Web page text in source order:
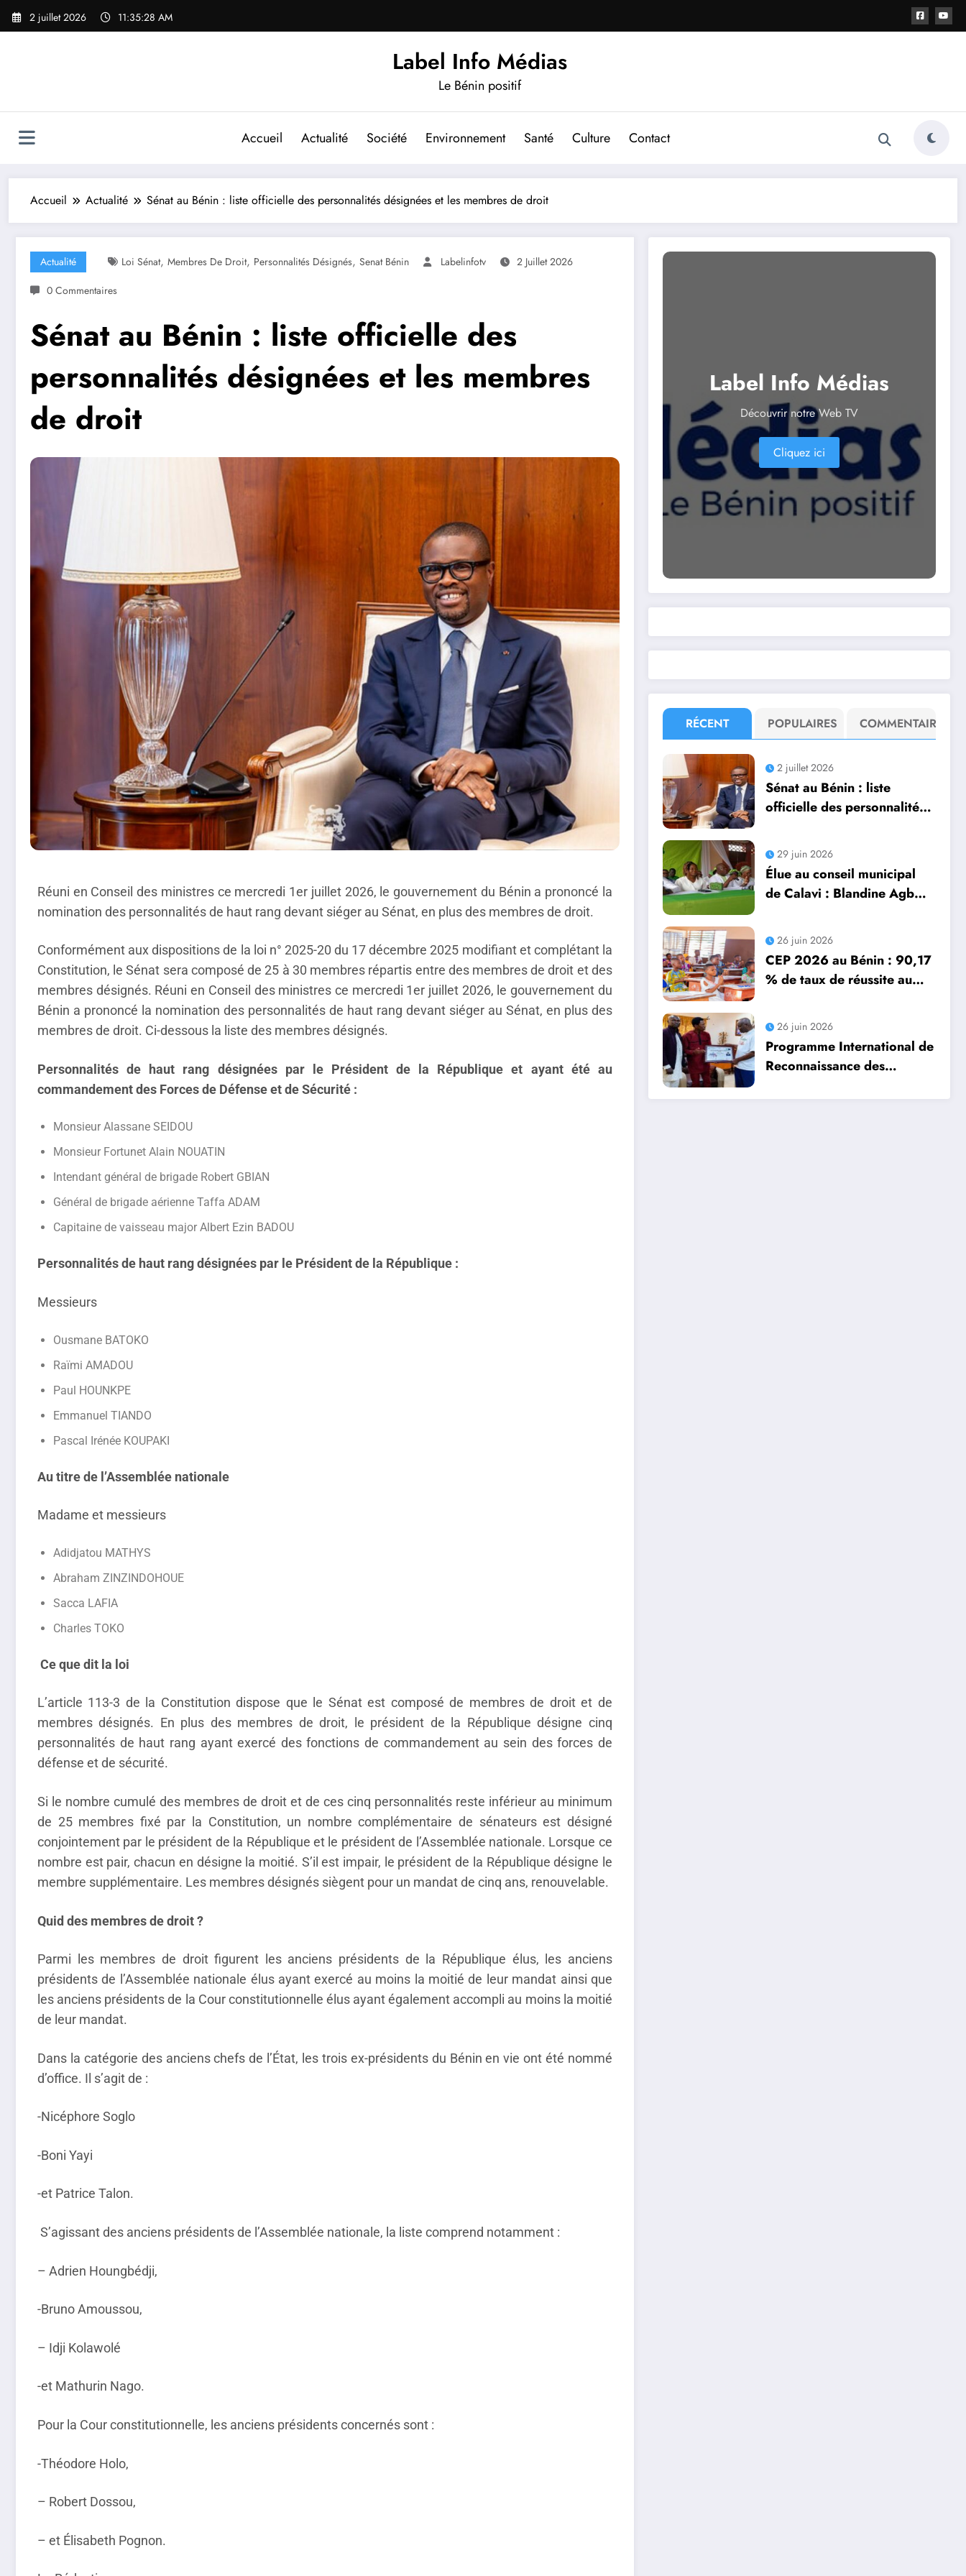
2 juillet 2026 11:35:29 AM
Label Info Médias
Le Bénin positif
Accueil Actualité Société Environnement Santé Culture Contact
Accueil Actualité Sénat au Bénin : liste officielle des personnalités désignées et les membres de droit
Actualité Loi Sénat, Membres De Droit, Personnalités Désignés, Senat Bénin Labelinfotv
2 Juillet 2026
0 Commentaires
Sénat au Bénin : liste officielle des
personnalités désignées et les membres
de droit
Réuni en Conseil des ministres ce mercredi 1er juillet 2026, le gouvernement du Bénin a prononcé la
nomination des personnalités de haut rang devant siéger au Sénat, en plus des membres de droit.
Conformément aux dispositions de la loi n° 2025-20 du 17 décembre 2025 modifiant et complétant la
Constitution, le Sénat sera composé de 25 à 30 membres répartis entre des membres de droit et des
membres désignés. Réuni en Conseil des ministres ce mercredi 1er juillet 2026, le gouvernement du
Bénin a prononcé la nomination des personnalités de haut rang devant siéger au Sénat, en plus des
membres de droit. Ci-dessous la liste des membres désignés.
Personnalités de haut rang désignées par le Président de la République et ayant été au
commandement des Forces de Défense et de Sécurité :
Monsieur Alassane SEIDOU
Monsieur Fortunet Alain NOUATIN
Intendant général de brigade Robert GBIAN
Général de brigade aérienne Taffa ADAM
Capitaine de vaisseau major Albert Ezin BADOU
Personnalités de haut rang désignées par le Président de la République :
Messieurs
Ousmane BATOKO
Raïmi AMADOU
Paul HOUNKPE
Emmanuel TIANDO
Pascal Irénée KOUPAKI
Au titre de l’Assemblée nationale
Madame et messieurs
Adidjatou MATHYS
Abraham ZINZINDOHOUE
Sacca LAFIA
Charles TOKO
Ce que dit la loi
L’article 113-3 de la Constitution dispose que le Sénat est composé de membres de droit et de
membres désignés. En plus des membres de droit, le président de la République désigne cinq
personnalités de haut rang ayant exercé des fonctions de commandement au sein des forces de
défense et de sécurité.
Si le nombre cumulé des membres de droit et de ces cinq personnalités reste inférieur au minimum
de 25 membres fixé par la Constitution, un nombre complémentaire de sénateurs est désigné
conjointement par le président de la République et le président de l’Assemblée nationale. Lorsque ce
nombre est pair, chacun en désigne la moitié. S’il est impair, le président de la République désigne le
membre supplémentaire. Les membres désignés siègent pour un mandat de cinq ans, renouvelable.
Quid des membres de droit ?
Parmi les membres de droit figurent les anciens présidents de la République élus, les anciens
présidents de l’Assemblée nationale élus ayant exercé au moins la moitié de leur mandat ainsi que
les anciens présidents de la Cour constitutionnelle élus ayant également accompli au moins la moitié
de leur mandat.
Dans la catégorie des anciens chefs de l’État, les trois ex-présidents du Bénin en vie ont été nommé
d’office. Il s’agit de :
-Nicéphore Soglo
-Boni Yayi
-et Patrice Talon.
S’agissant des anciens présidents de l’Assemblée nationale, la liste comprend notamment :
– Adrien Houngbédji,
-Bruno Amoussou,
– Idji Kolawolé
-et Mathurin Nago.
Pour la Cour constitutionnelle, les anciens présidents concernés sont :
-Théodore Holo,
– Robert Dossou,
– et Élisabeth Pognon.
Label Info Médias
Découvrir notre Web TV
Cliquez ici
RÉCENT POPULAIRES COMMENTAIRE
2 juillet 2026
Sénat au Bénin : liste
officielle des personnalités
de droit
29 juin 2026
Élue au conseil municipal
de Calavi : Blandine Agbo
Godomey et le BEN du BR
26 juin 2026
CEP 2026 au Bénin : 90,17
% ‎de taux de réussite au
26 juin 2026
Programme International de
Reconnaissance des
dignement des pères